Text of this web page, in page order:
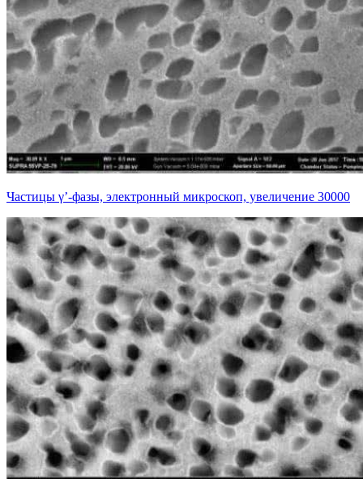
Частицы γ’-фазы, электронный микроскоп, увеличение 30000